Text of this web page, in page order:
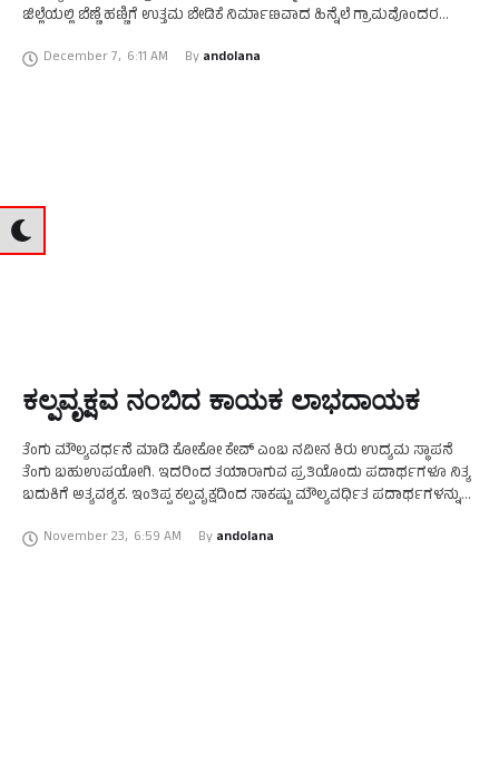
ಜಿಲ್ಲೆಯಲ್ಲಿ ಬೆಣ್ಣೆ ಹಣ್ಣಿಗೆ ಉತ್ತಮ ಬೇಡಿಕೆ ನಿರ್ಮಾಣವಾದ ಹಿನ್ನೆಲೆ ಗ್ರಾಮವೊಂದರ
December 7, 6:11 AM By andolana
ಕಲ್ಪವೃಕ್ಷವ ನಂಬಿದ ಕಾಯಕ ಲಾಭದಾಯಕ
ತೆಂಗು ಮೌಲ್ಯವರ್ಧನೆ ಮಾಡಿ ಕೋಕೋ ಕೇವ್ ಎಂಬ ನವೀನ ಕಿರು ಉದ್ಯಮ ಸ್ಥಾಪನೆ
ತೆಂಗು ಬಹುಉಪಯೋಗಿ. ಇದರಿಂದ ತಯಾರಾಗುವ ಪ್ರತಿಯೊಂದು ಪದಾರ್ಥಗಳೂ ನಿತ್ಯ
ಬದುಕಿಗೆ ಅತ್ಯವಶ್ಯಕ. ಇಂತಿಪ್ಪ ಕಲ್ಪವೃಕ್ಷದಿಂದ ಸಾಕಷ್ಟು ಮೌಲ್ಯವರ್ಧಿತ ಪದಾರ್ಥಗಳನ್ನು
November 23, 6:59 AM By andolana